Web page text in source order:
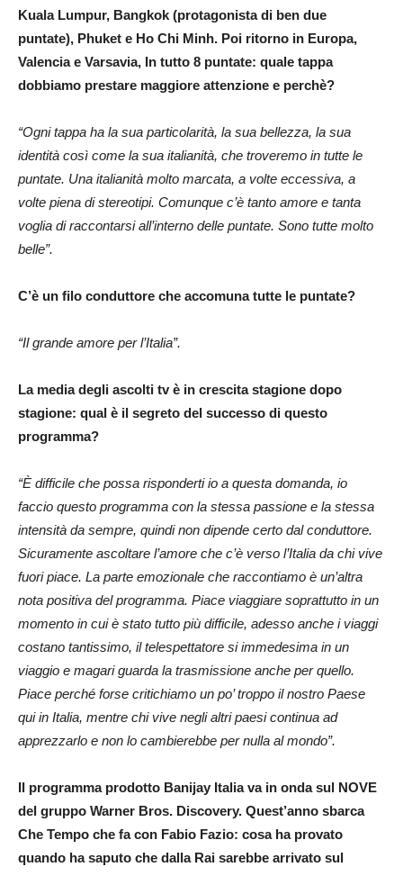
Kuala Lumpur, Bangkok (protagonista di ben due
puntate), Phuket e Ho Chi Minh. Poi ritorno in Europa,
Valencia e Varsavia, In tutto 8 puntate: quale tappa
dobbiamo prestare maggiore attenzione e perchè?
“Ogni tappa ha la sua particolarità, la sua bellezza, la sua
identità così come la sua italianità, che troveremo in tutte le
puntate. Una italianità molto marcata, a volte eccessiva, a
volte piena di stereotipi. Comunque c’è tanto amore e tanta
voglia di raccontarsi all’interno delle puntate. Sono tutte molto
belle”.
C’è un filo conduttore che accomuna tutte le puntate?
“Il grande amore per l’Italia”.
La media degli ascolti tv è in crescita stagione dopo
stagione: qual è il segreto del successo di questo
programma?
“È difficile che possa risponderti io a questa domanda, io
faccio questo programma con la stessa passione e la stessa
intensità da sempre, quindi non dipende certo dal conduttore.
Sicuramente ascoltare l’amore che c’è verso l’Italia da chi vive
fuori piace. La parte emozionale che raccontiamo è un’altra
nota positiva del programma. Piace viaggiare soprattutto in un
momento in cui è stato tutto più difficile, adesso anche i viaggi
costano tantissimo, il telespettatore si immedesima in un
viaggio e magari guarda la trasmissione anche per quello.
Piace perché forse critichiamo un po’ troppo il nostro Paese
qui in Italia, mentre chi vive negli altri paesi continua ad
apprezzarlo e non lo cambierebbe per nulla al mondo”.
Il programma prodotto Banijay Italia va in onda sul NOVE
del gruppo Warner Bros. Discovery. Quest’anno sbarca
Che Tempo che fa con Fabio Fazio: cosa ha provato
quando ha saputo che dalla Rai sarebbe arrivato sul